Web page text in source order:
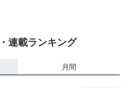
連載ランキング
月間